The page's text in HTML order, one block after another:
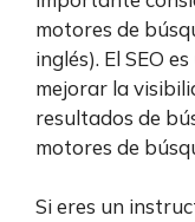
motores de
inglés). El SEO
mejorar la
resultados de
motores de
Si eres un